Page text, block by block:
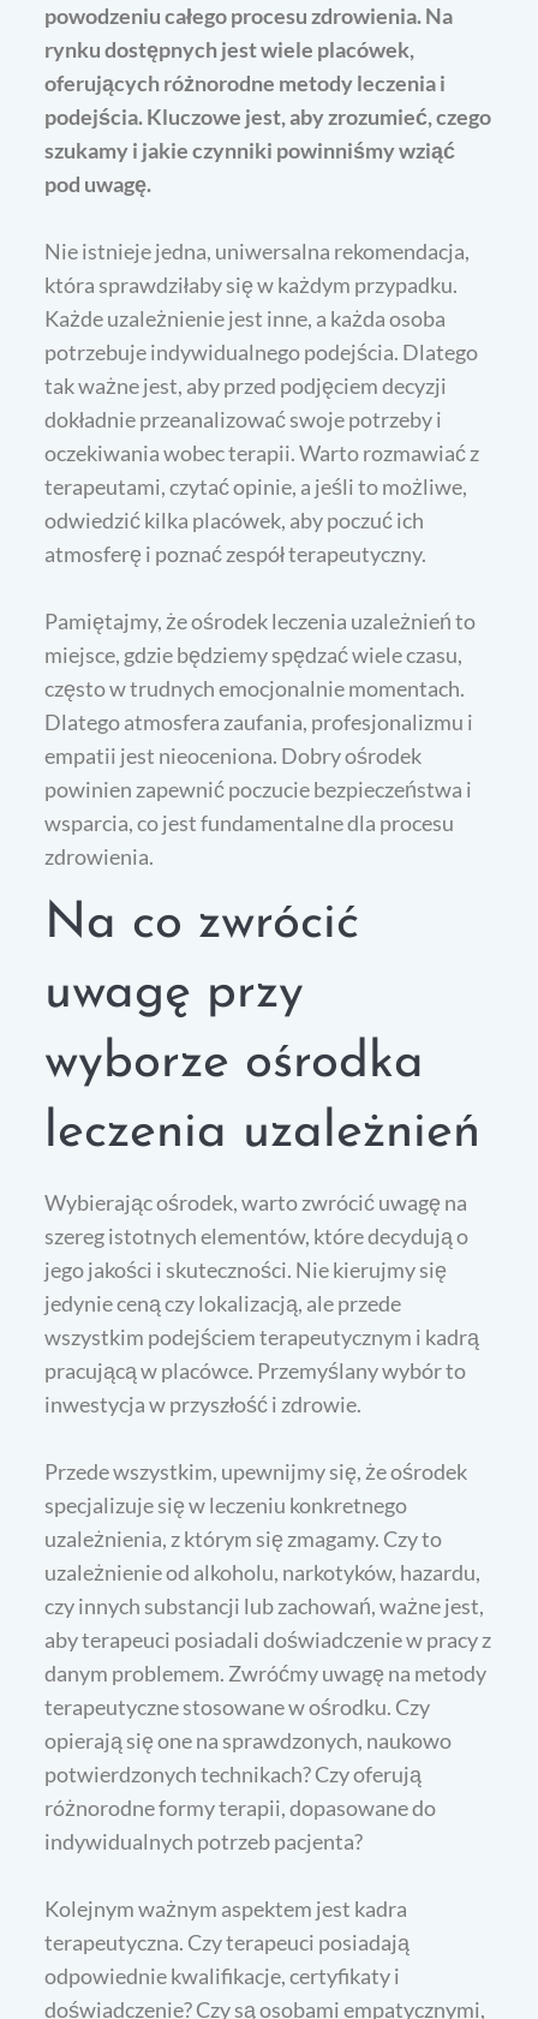
powodzeniu całego procesu zdrowienia. Na
rynku dostępnych jest wiele placówek,
oferujących różnorodne metody leczenia i
podejścia. Kluczowe jest, aby zrozumieć, czego
szukamy i jakie czynniki powinniśmy wziąć
pod uwagę.
Nie istnieje jedna, uniwersalna rekomendacja,
która sprawdziłaby się w każdym przypadku.
Każde uzależnienie jest inne, a każda osoba
potrzebuje indywidualnego podejścia. Dlatego
tak ważne jest, aby przed podjęciem decyzji
dokładnie przeanalizować swoje potrzeby i
oczekiwania wobec terapii. Warto rozmawiać z
terapeutami, czytać opinie, a jeśli to możliwe,
odwiedzić kilka placówek, aby poczuć ich
atmosferę i poznać zespół terapeutyczny.
Pamiętajmy, że ośrodek leczenia uzależnień to
miejsce, gdzie będziemy spędzać wiele czasu,
często w trudnych emocjonalnie momentach.
Dlatego atmosfera zaufania, profesjonalizmu i
empatii jest nieoceniona. Dobry ośrodek
powinien zapewnić poczucie bezpieczeństwa i
wsparcia, co jest fundamentalne dla procesu
zdrowienia.
Na co zwrócić
uwagę przy
wyborze ośrodka
leczenia uzależnień
Wybierając ośrodek, warto zwrócić uwagę na
szereg istotnych elementów, które decydują o
jego jakości i skuteczności. Nie kierujmy się
jedynie ceną czy lokalizacją, ale przede
wszystkim podejściem terapeutycznym i kadrą
pracującą w placówce. Przemyślany wybór to
inwestycja w przyszłość i zdrowie.
Przede wszystkim, upewnijmy się, że ośrodek
specjalizuje się w leczeniu konkretnego
uzależnienia, z którym się zmagamy. Czy to
uzależnienie od alkoholu, narkotyków, hazardu,
czy innych substancji lub zachowań, ważne jest,
aby terapeuci posiadali doświadczenie w pracy z
danym problemem. Zwróćmy uwagę na metody
terapeutyczne stosowane w ośrodku. Czy
opierają się one na sprawdzonych, naukowo
potwierdzonych technikach? Czy oferują
różnorodne formy terapii, dopasowane do
indywidualnych potrzeb pacjenta?
Kolejnym ważnym aspektem jest kadra
terapeutyczna. Czy terapeuci posiadają
odpowiednie kwalifikacje, certyfikaty i
doświadczenie? Czy są osobami empatycznymi,